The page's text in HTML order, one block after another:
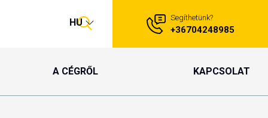
A CÉGRŐL KAPCSOLAT
HU Segíthetünk?
+36704248985